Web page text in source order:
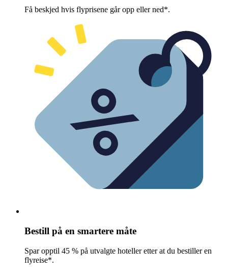
Få beskjed hvis flyprisene går opp eller ned*.
Bestill på en smartere måte
Spar opptil 45 % på utvalgte hoteller etter at du bestiller en
flyreise*.